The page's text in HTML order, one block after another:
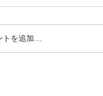
トを追加…